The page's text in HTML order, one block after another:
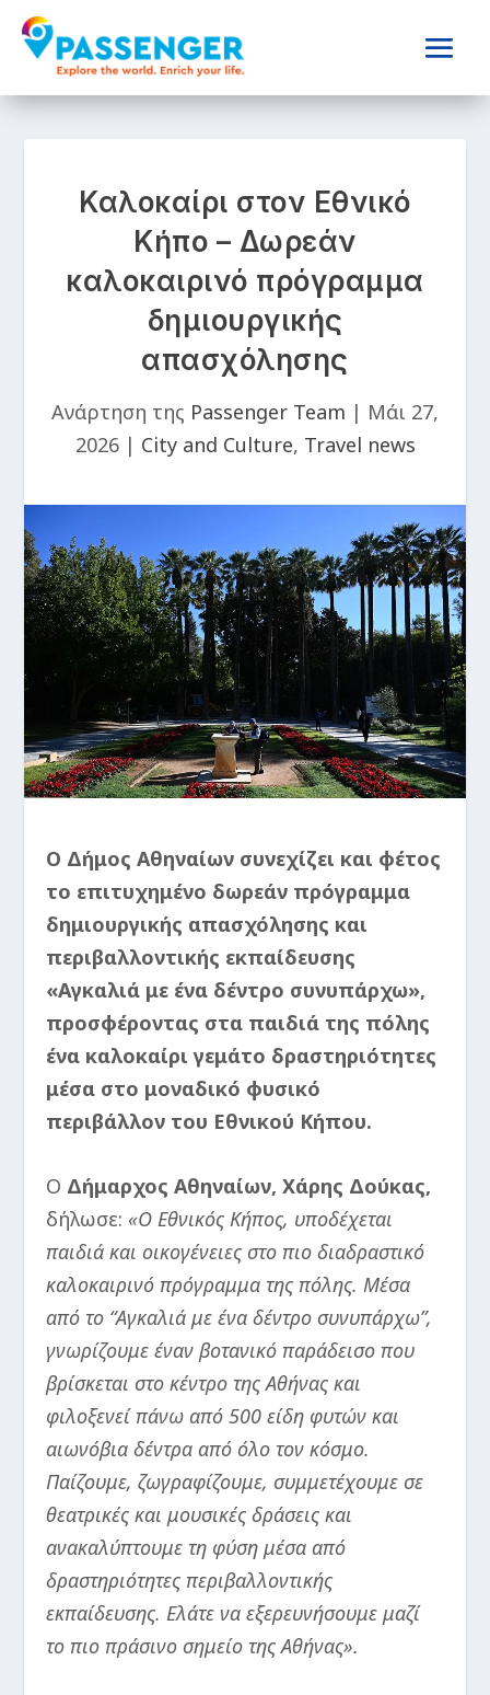
Καλοκαίρι στον Εθνικό
Κήπο – Δωρεάν
καλοκαιρινό πρόγραμμα
δημιουργικής
απασχόλησης
Ανάρτηση της Passenger Team | Μάι 27,
2026| City and Culture, Travel news
Ο Δήμος Αθηναίων συνεχίζει και φέτος
το επιτυχημένο δωρεάν πρόγραμμα
δημιουργικής απασχόλησης και
περιβαλλοντικής εκπαίδευσης
«Αγκαλιά με ένα δέντρο συνυπάρχω»,
προσφέροντας στα παιδιά της πόλης
ένα καλοκαίρι γεμάτο δραστηριότητες
μέσα στο μοναδικό φυσικό
περιβάλλον του Εθνικού Κήπου.
Ο Δήμαρχος Αθηναίων, Χάρης Δούκας,
δήλωσε: «Ο Εθνικός Κήπος, υποδέχεται
παιδιά και οικογένειες στο πιοδιαδραστικό
καλοκαιρινό πρόγραμμα της πόλης. Μέσα
από το “Αγκαλιά με ένα δέντρο συνυπάρχω”,
γνωρίζουμε έναν βοτανικό παράδεισο που
βρίσκεται στο κέντρο της Αθήνας και
φιλοξενεί πάνω από 500 είδη φυτών και
αιωνόβια δέντρα από όλο τον κόσμο.
Παίζουμε, ζωγραφίζουμε, συμμετέχουμε σε
θεατρικές και μουσικές δράσεις και
ανακαλύπτουμε τη φύση μέσα από
δραστηριότητες περιβαλλοντικής
εκπαίδευσης. Ελάτε να εξερευνήσουμε μαζί
το πιο πράσινο σημείο της Αθήνας».